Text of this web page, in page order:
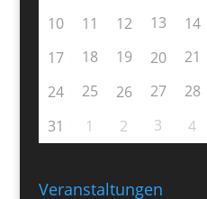
10
11 12 13 14
17
18 19 20 21
24
25 26 27 28
31
1 2 3 4
Veranstaltungen